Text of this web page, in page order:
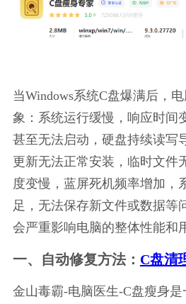
当Windows系统C盘爆满后，
象：系统运行缓慢，响应时间
甚至无法启动，硬盘持续读写
更新无法正常安装，临时文件
度变慢，蓝屏死机频率增加，
足，无法保存新文件或数据等
会严重影响电脑的整体性能和
一、自动修复方法： C盘清
金山毒霸-电脑医生-C盘瘦身